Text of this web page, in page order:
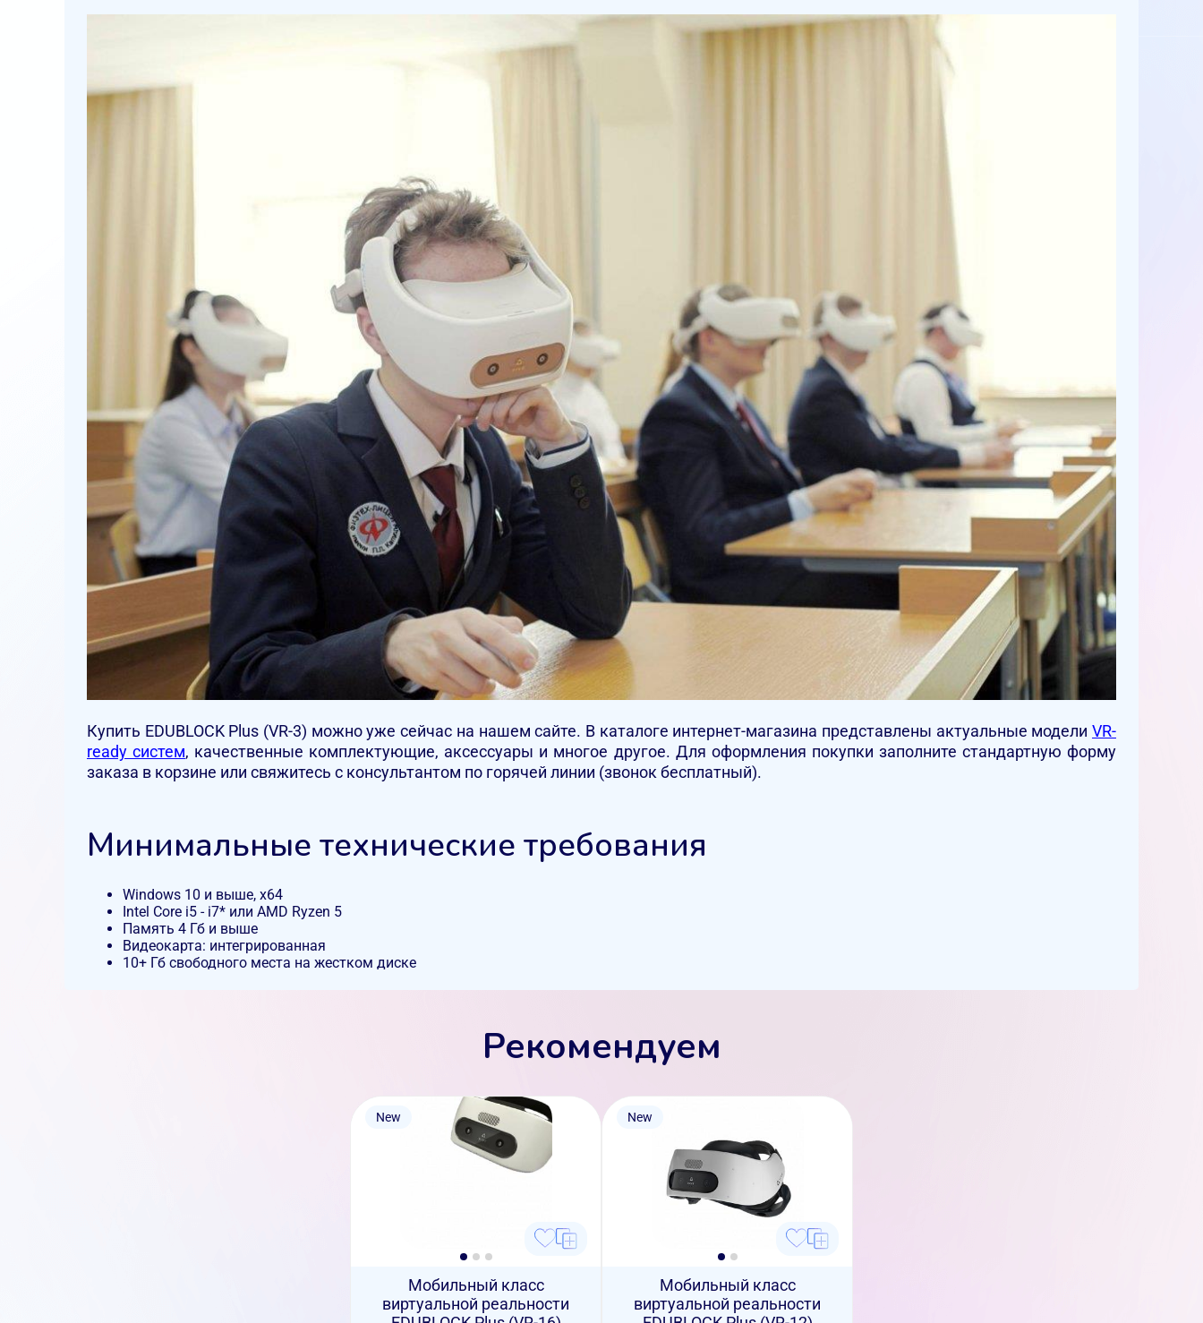
Купить EDUBLOCK Plus (VR-3) можно уже сейчас на нашем сайте. В каталоге интернет-магазина представлены актуальные модели VR-
ready систем, качественные комплектующие, аксессуары и многое другое. Для оформления покупки заполните стандартную форму
заказа в корзине или свяжитесь с консультантом по горячей линии (звонок бесплатный).
Минимальные технические требования
Windows 10 и выше, x64
Intel Core i5 - i7* или AMD Ryzen 5
Память 4 Гб и выше
Видеокарта: интегрированная
10+ Гб свободного места на жестком диске
Рекомендуем
New
Мобильный класс
виртуальной реальности
New
Мобильный класс
виртуальной реальности